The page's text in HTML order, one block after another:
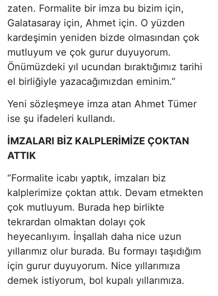
zaten. Formalite bir imza bu bizim için,
Galatasaray için, Ahmet için. O yüzden
kardeşimin yeniden bizde olmasından çok
mutluyum ve çok gurur duyuyorum.
Önümüzdeki yıl ucundan bıraktığımız tarihi
el birliğiyle yazacağımızdan eminim.”
Yeni sözleşmeye imza atan Ahmet Tümer
ise şu ifadeleri kullandı.
İMZALARI BİZ KALPLERİMİZE ÇOKTAN
ATTIK
“Formalite icabı yaptık, imzaları biz
kalplerimize çoktan attık. Devam etmekten
çok mutluyum. Burada hep birlikte
tekrardan olmaktan dolayı çok
heyecanlıyım. İnşallah daha nice uzun
yıllarımız olur burada. Bu formayı taşıdığım
için gurur duyuyorum. Nice yıllarımıza
demek istiyorum, bol kupalı yıllarımıza.